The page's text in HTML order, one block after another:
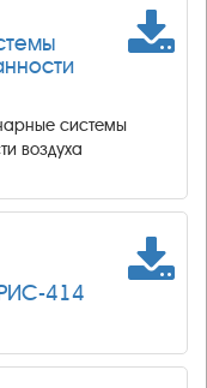
системы
воздуха
414